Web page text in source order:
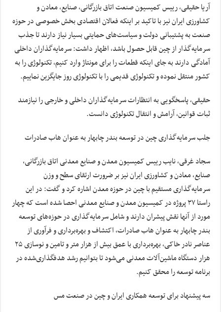
آریا حقیقی، رییس کمیسیون صنعت اتاق بازرگانی، صنایع، معادن و
کشاورزی ایران نیز با تاکید بر اینکه فعالان اقتصادی بخش خصوصی در حوزه
صنعت به پشتیبانی دولت و سیاست‌های حمایتی بسیار نیاز دارند تا جذب
سرمایه‌گذار از چین قابل حصول باشد، اظهار داشت: سرمایه‌گذاران داخلی
آمادگی دارند به جای اینکه قطعات را برای مونتاژ وارد کنیم، تکنولوژی را به
کشور منتقل نموده و تکنولوژی قدیمی را با تکنولوژی روز جایگزین نماییم.
حقیقی، پاسخگویی به انتظارات سرمایه‌گذاران داخلی و خارجی را نیازمند
ثبات قوانین، آرامش و انتقال تکنولوژی دانست.
جلب سرمایه‌گذاری چین در توسعه بندر چابهار به عنوان هاب صادرات
سجاد غرقی، نایب رییس کمیسیون معدن و صنایع معدنی اتاق بازرگانی،
صنایع، معادن و کشاورزی ایران نیز بر ضرورت ارتقای سطح و وزن
سرمایه‌گذاری مستقیم با چین در حوزه معدن اشاره کرد و گفت: در این
راستا ۳۷ پروژه در کمیسیون معدن و صنایع معدنی احصا شده است که چهار
مورد از آنها نقش پیشران دارند و شامل سرمایه‌گذاری در حوزه‌های توسعه
بندر چابهار به عنوان هاب صادرات، اکتشاف و بهره‌برداری و فرآوری از
عناصر نادر خاکی، بهره‌برداری با عمق بیش از هزار متر و تامین و نوسازی ۲۵
هزار دستگاه ماشین‌آلات معدنی می‌شود تا بتوانیم رشد هدفگذاری‌شده در
برنامه توسعه را محقق کنیم.
سه پیشنهاد برای توسعه همکاری ایران و چین در صنعت مس